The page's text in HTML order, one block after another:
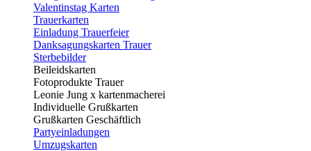
Valentinstag Karten
Trauerkarten
Einladung Trauerfeier
Danksagungskarten Trauer
Sterbebilder
Beileidskarten
Fotoprodukte Trauer
Leonie Jung x kartenmacherei
Individuelle Grußkarten
Grußkarten Geschäftlich
Partyeinladungen
Umzugskarten